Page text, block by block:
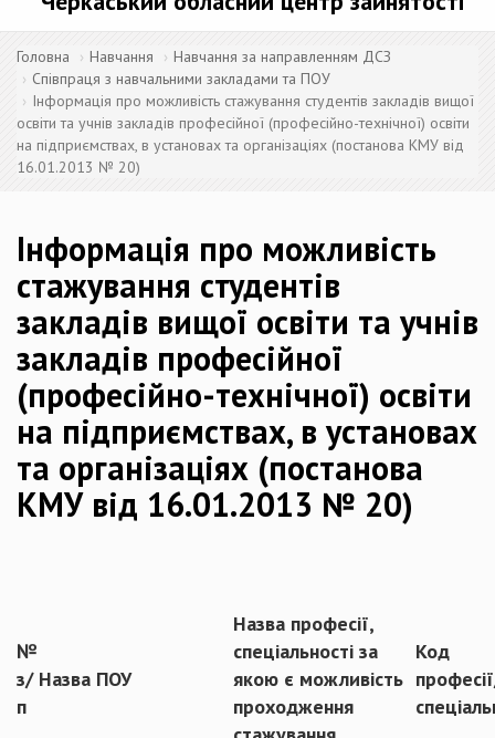
Головна Навчання
Навчання за направленням ДСЗ
Співпраця з навчальними закладами та ПОУ
Інформація про можливість стажування студентів закладів вищої
освіти та учнів закладів професійної (професійно-технічної) освіти
на підприємствах, в установах та організаціях (постанова КМУ від
16.01.2013 № 20)
Інформація про можливість
стажування студентів
закладів вищої освіти та учнів
закладів професійної
(професійно-технічної) освіти
на підприємствах, в установах
та організаціях (постанова
КМУ від 16.01.2013 № 20)
№
з/
п
Назва ПОУ
Назва професії,
спеціальності за
якою є можливість
проходження
Код